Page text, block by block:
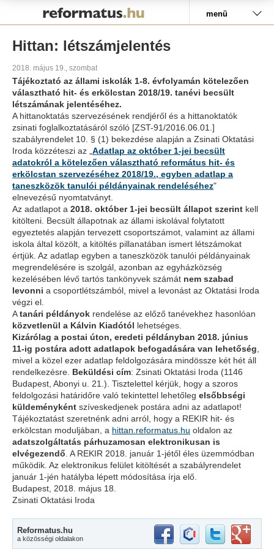
menü
Hittan: létszámjelentés
2018. május 19., szombat
Tájékoztató az állami iskolák 1-8. évfolyamán kötelezően
választható hit- és erkölcstan 2018/19. tanévi becsült
létszámának jelentéséhez.
A hittanoktatás szervezésének rendjéről és a hittanoktatók
zsinati foglalkoztatásáról szóló [ZST-91/2016.06.01.]
szabályrendelet 10. § (1) bekezdése alapján a Zsinati Oktatási
Iroda közzéteszi az „ Adatlap az október 1-jei becsült
adatokról a kötelezően választható református hit- és
erkölcstan szervezéséhez 2018/19., egyben adatlap a
taneszközök tanulói példányainak rendeléséhez"
elnevezésű nyomtatványt.
Az adatlapot a 2018. október 1-jei becsült állapot szerint kell
kitölteni. Becsült állapotnak az állami iskolával folytatott
egyeztetés alapján tervezett csoportszámot, valamint az állami
iskola által közölt, a kitöltés pillanatában ismert létszámokat
értjük. Az adatlap egyben a taneszközök tanulói példányainak
megrendelésére is szolgál, azonban az egyházközség
kezelésében lévő tartós tankönyvek számát nem szabad
levonni a csoportlétszámból, mivel a levonást az Oktatási Iroda
végzi el.
Atanári példányok rendelése az előző tanévekhez hasonlóan
közvetlenül a Kálvin Kiadótól lehetséges.
Kizárólag a postai úton, eredeti példányban 2018. június
11-ig postára adott adatlapok befogadására van lehetőség
mivel a közel ezer adatlap feldolgozására mindössze két hét áll
rendelkezésre. Beküldési cím: Zsinati Oktatási Iroda (1146
Budapest, Abonyi u. 21.). Tisztelettel kérjük, hogy a szoros
feldolgozási határidőre való tekintettel lehetőleg elsőbbségi
küldeményként szíveskedjenek postára adni az adatlapot!
Tájékoztatást szeretnénk adni arról, hogy a REKIR hit- és
erkölcstan moduljában, a hittan.reformatus.hu oldalon az
adatszolgáltatás párhuzamosan elektronikusan is
elvégezendő . A REKIR 2018. január 1-jétől éles üzemmódban
működik. Az elektronikus felület kitöltését a szabályrendelet
január 1-jén hatályba lépett módosítása írja elő.
Budapest, 2018. május 18.
Zsinati Oktatási Iroda
Reformatus.hu
a közösségi oldalakon